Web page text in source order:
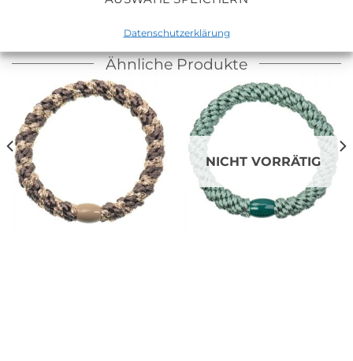
Datenschutzerklärung
Ähnliche Produkte
NICHT VORRÄTIG